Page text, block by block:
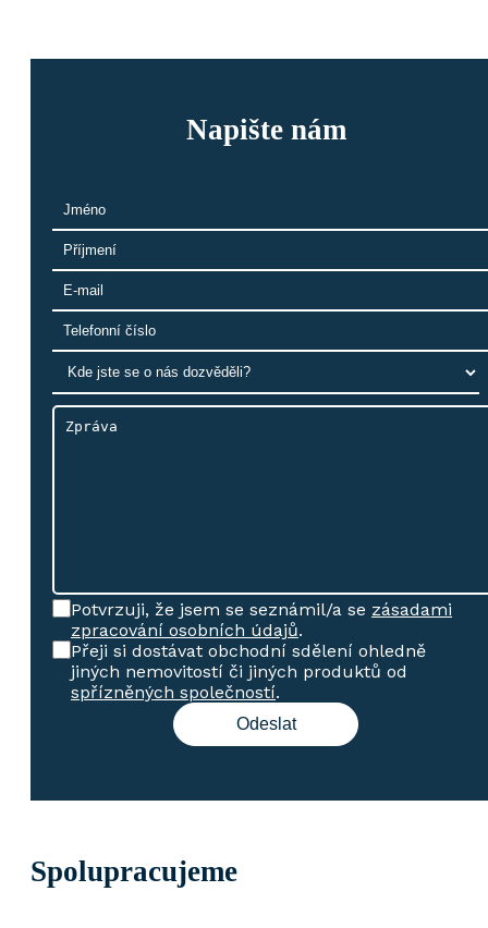
Napište nám
Potvrzuji, že jsem se seznámil/a se zásadami
zpracování osobních údajů.
Přeji si dostávat obchodní sdělení ohledně
jiných nemovitostí či jiných produktů od
spřízněných společností.
Spolupracujeme